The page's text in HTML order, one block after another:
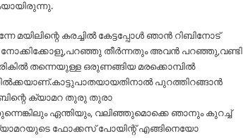
മയിലിന്റെ കരച്ചിൽ കേട്ടപ്പോൾ ഞാൻ റിബിനോട്
തീർന്നതും അവൻ പറഞ്ഞു,വണ്ടി
തന്നെയുള്ള ഒരുണങ്ങിയ മരക്കൊമ്പിൽ
പുറത്തിറങ്ങാൻ
ക്യാമറ തുരു തുരാ
ഏന്തിയും, വലിഞ്ഞുമൊക്കെ ഞാനും കുറച്ച്
ഫോക്കസ് പോയിന്റ് എങ്ങിനെയോ